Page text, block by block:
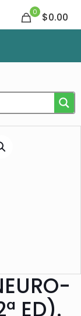
0 $0.00
ED).